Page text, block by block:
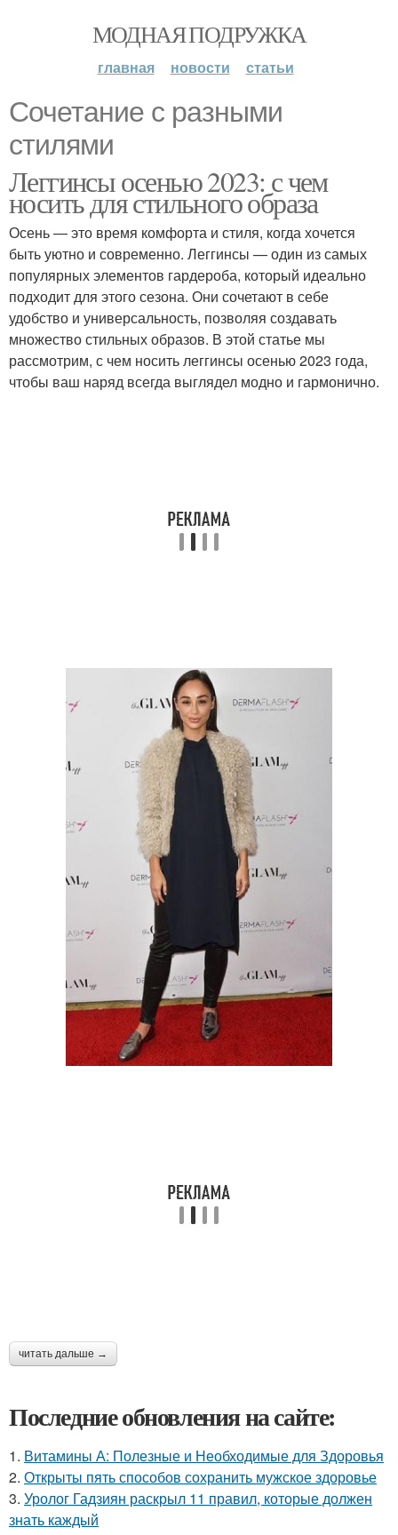
МОДНАЯ ПОДРУЖКА
главная новости статьи
Сочетание с разными
стилями
Леггинсы осенью 2023: с чем
носить для стильного образа
Осень — это время комфорта и стиля, когда хочется
быть уютно и современно. Леггинсы — один из самых
популярных элементов гардероба, который идеально
подходит для этого сезона. Они сочетают в себе
удобство и универсальность, позволяя создавать
множество стильных образов. В этой статье мы
рассмотрим, с чем носить леггинсы осенью 2023 года,
чтобы ваш наряд всегда выглядел модно и гармонично.
читать дальше →
Последние обновления на сайте:
1. Витамины А: Полезные и Необходимые для Здоровья
2. Открыты пять способов сохранить мужское здоровье
3. Уролог Гадзиян раскрыл 11 правил, которые должен
знать каждый